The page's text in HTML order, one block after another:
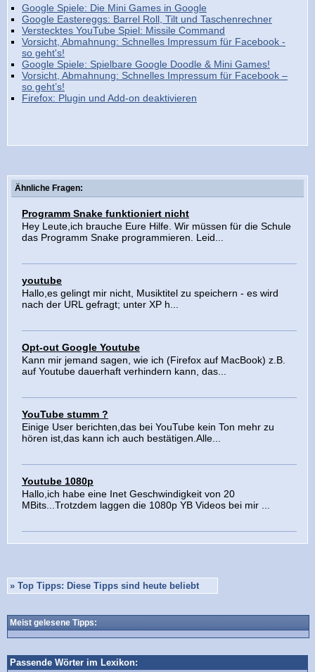
Google Spiele: Die Mini Games in Google
Google Eastereggs: Barrel Roll, Tilt und Taschenrechner
Verstecktes YouTube Spiel: Missile Command
Vorsicht, Abmahnung: Schnelles Impressum für Facebook -
so geht's!
Google Spiele: Spielbare Google Doodle & Mini Games!
Vorsicht, Abmahnung: Schnelles Impressum für Facebook –
so geht’s!
Firefox: Plugin und Add-on deaktivieren
Ähnliche Fragen:
Programm Snake funktioniert nicht
Hey Leute,ich brauche Eure Hilfe. Wir müssen für die Schule
das Programm Snake programmieren. Leid...
youtube
Hallo,es gelingt mir nicht, Musiktitel zu speichern - es wird
nach der URL gefragt; unter XP h...
Opt-out Google Youtube
Kann mir jemand sagen, wie ich (Firefox auf MacBook) z.B.
auf Youtube dauerhaft verhindern kann, das...
YouTube stumm ?
Einige User berichten,das bei YouTube kein Ton mehr zu
hören ist,das kann ich auch bestätigen.Alle...
Youtube 1080p
Hallo,ich habe eine Inet Geschwindigkeit von 20
MBits...Trotzdem laggen die 1080p YB Videos bei mir ...
» Top Tipps: Diese Tipps sind heute beliebt
Meist gelesene Tipps:
Passende Wörter im Lexikon: